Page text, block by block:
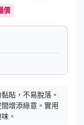
價
貼，不易脫落。
增添綠意。實用
。